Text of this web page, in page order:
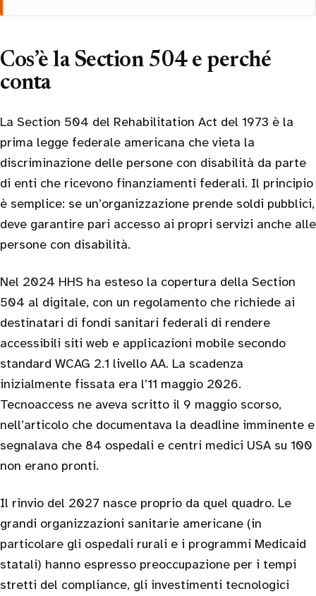
Cos’è la Section 504 e perché
conta
La Section 504 del Rehabilitation Act del 1973 è la
prima legge federale americana che vieta la
discriminazione delle persone con disabilità da parte
di enti che ricevono finanziamenti federali. Il principio
è semplice: se un’organizzazione prende soldi pubblici,
deve garantire pari accesso ai propri servizi anche alle
persone con disabilità.
Nel 2024 HHS ha esteso la copertura della Section
504 al digitale, con un regolamento che richiede ai
destinatari di fondi sanitari federali di rendere
accessibili siti web e applicazioni mobile secondo
standard WCAG 2.1 livello AA. La scadenza
inizialmente fissata era l’11 maggio 2026.
Tecnoaccess ne aveva scritto il 9 maggio scorso,
nell’articolo che documentava la deadline imminente e
segnalava che 84 ospedali e centri medici USA su 100
non erano pronti.
Il rinvio del 2027 nasce proprio da quel quadro. Le
grandi organizzazioni sanitarie americane (in
particolare gli ospedali rurali e i programmi Medicaid
statali) hanno espresso preoccupazione per i tempi
stretti del compliance, gli investimenti tecnologici